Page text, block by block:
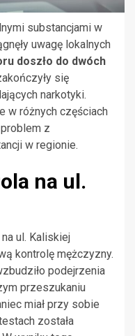
substancjami w
uwagę lokalnych
doszło do dwóch
się
narkotyki.
w różnych częściach
z
w regionie.
na ul.
ul. Kaliskiej
kontrolę mężczyzny.
podejrzenia
przeszukaniu
miał przy sobie
została